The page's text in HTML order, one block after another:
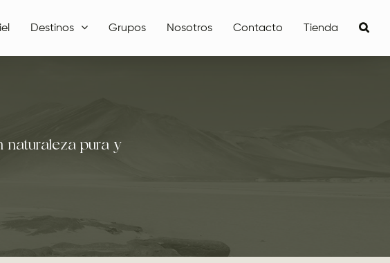
Destinos Grupos Nosotros Contacto Tienda
naturaleza pura y